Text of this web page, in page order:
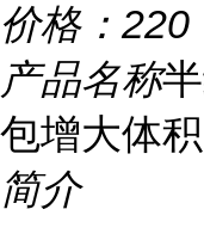
价格： 220
产品名称
包增大体积
简介